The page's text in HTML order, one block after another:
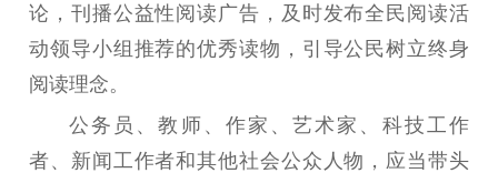
论，刊播公益性阅读广告，及时发布全民阅读活
动领导小组推荐的优秀读物，引导公民树立终身
阅读理念。
公务员、教师、作家、艺术家、科技工作
者、新闻工作者和其他社会公众人物，应当带头